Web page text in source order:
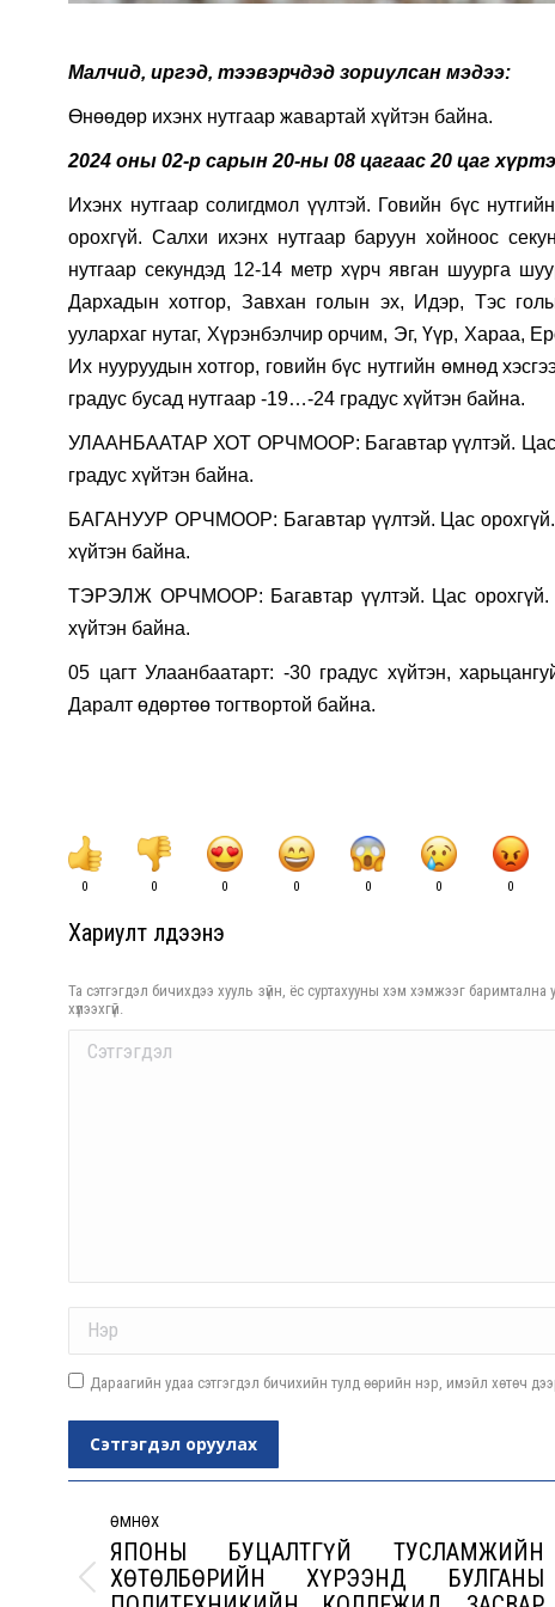
Малч­ид, иргэд, тээвэрчдэд зориулсан мэдээ:
Өнөөдөр ихэнх нутгаар жавартай хүйтэн байна.
2024 оны 02-р сарын 20-ны 08 цагаас 20 цаг
Ихэнх нутгаар солигдмол үүлтэй. Говийн бүс
орохгүй. Салхи ихэнх нутгаар баруун хойноос
нутгаар секундэд 12-14 метр хүрч явган шуурга
Дархадын хотгор, Завхан голын эх, Идэр, Тэс
уулархаг нутаг, Хүрэнбэлчир орчим, Эг, Үүр, Хараа,
Их нууруудын хотгор, говийн бүс нутгийн өмнөд
градус бусад нутгаар -19…-24 градус хүйтэн байна.
УЛААНБААТАР ХОТ ОРЧМООР: Багавтар үүлтэй. Цас
градус хүйтэн байна.
БАГАНУУР ОРЧМООР: Багавтар үүлтэй. Цас
хүйтэн байна.
ТЭРЭЛЖ ОРЧМООР: Багавтар үүлтэй. Цас орохгүй.
хүйтэн байна.
05 цагт Улаанбаатарт: -30 градус хүйтэн,
Даралт өдөртөө тогтвортой байна.
0 0 0 0 0 0 0
Хариулт үлдээнэ үү
Та сэтгэгдэл бичихдээ хууль зүйн, ёс суртахууны хэм хэмжээг
хүлээхгүй.
Comment
Дараагийн удаа сэтгэгдэл бичихийн тулд өөрийн нэр, имэйл хөтөч
Сэтгэгдэл оруулах
navigation
ӨМНӨХ
Previous
ЯПОНЫ БУЦАЛТГҮЙ ТУСЛАМЖИЙН
ХӨТӨЛБӨРИЙН ХҮРЭЭНД БУЛГАНЫ